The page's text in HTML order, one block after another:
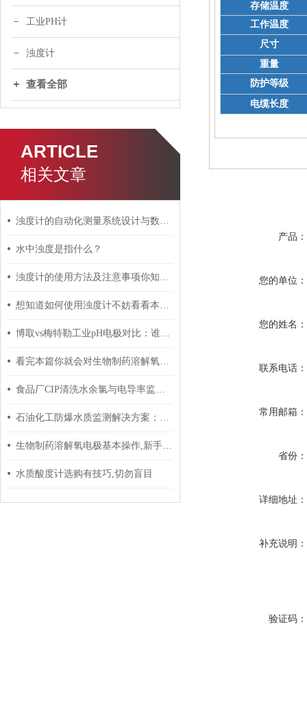
工业PH计
浊度计
查看全部
ARTICLE
相关文章
浊度计的自动化测量系统设计与数据传输方式探讨
水中浊度是指什么？
浊度计的使用方法及注意事项你知道么
想知道如何使用浊度计不妨看看本篇吧
博取vs梅特勒工业pH电极对比：谁更适合国内复杂水样工况？
看完本篇你就会对生物制药溶解氧电极有更多了解
食品厂CIP清洗水余氯与电导率监控：多参数仪表配置清单
石油化工防爆水质监测解决方案：从选型到实施的全流程指南
生物制药溶解氧电极基本操作,新手不得不看
水质酸度计选购有技巧,切勿盲目
存储温度
工作温度
尺寸
重量
防护等级
电缆长度
产品：
您的单位：
您的姓名：
联系电话：
常用邮箱：
省份：
详细地址：
补充说明：
验证码：